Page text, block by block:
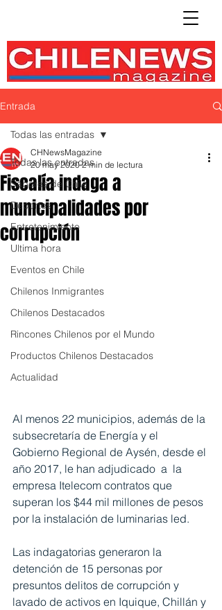
Entrada
Todas las entradas
Sabores de Chile
Deportes
Entretenimiento
Ultima hora
Eventos en Chile
Chilenos Inmigrantes
Chilenos Destacados
Rincones Chilenos por el Mundo
Productos Chilenos Destacados
Actualidad
Todas las entradas
Fiscalía indaga a
municipalidades por
corrupción
CHNewsMagazine
20 may 2020 2 min de lectura
Al menos 22 municipios, además de la
subsecretaría de Energía y el
Gobierno Regional de Aysén, desde el
año 2017, le han adjudicado  a  la
empresa Itelecom contratos que
superan los $44 mil millones de pesos
por la instalación de luminarias led.
Las indagatorias generaron la
detención de 15 personas por
presuntos delitos de corrupción y
lavado de activos en Iquique, Chillán y